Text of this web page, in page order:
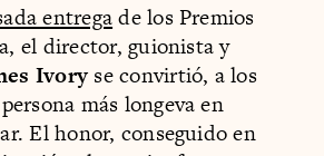
entregade los Premios
el director, guionista y
Ivory se convirtió, a los
más longeva en
El honor, conseguido en